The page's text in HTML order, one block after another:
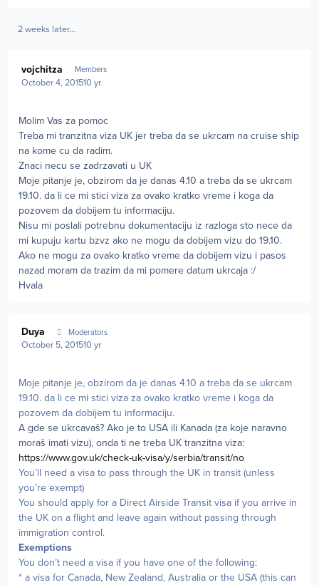
2 weeks later...
vojchitza Members
October 4, 201510 yr
Molim Vas za pomoc
Treba mi tranzitna viza UK jer treba da se ukrcam na cruise ship
na kome cu da radim.
Znaci necu se zadrzavati u UK
Moje pitanje je, obzirom da je danas 4.10 a treba da se ukrcam
19.10. da li ce mi stici viza za ovako kratko vreme i koga da
pozovem da dobijem tu informaciju.
Nisu mi poslali potrebnu dokumentaciju iz razloga sto nece da
mi kupuju kartu bzvz ako ne mogu da dobijem vizu do 19.10.
Ako ne mogu za ovako kratko vreme da dobijem vizu i pasos
nazad moram da trazim da mi pomere datum ukrcaja :/
Hvala
Duya Moderators
October 5, 201510 yr
Moje pitanje je, obzirom da je danas 4.10 a treba da se ukrcam
19.10. da li ce mi stici viza za ovako kratko vreme i koga da
pozovem da dobijem tu informaciju.
A gde se ukrcavaš? Ako je to USA ili Kanada (za koje naravno
moraš imati vizu), onda ti ne treba UK tranzitna viza:
https://www.gov.uk/check-uk-visa/y/serbia/transit/no
You’ll need a visa to pass through the UK in transit (unless
you’re exempt)
You should apply for a Direct Airside Transit visa if you arrive in
the UK on a flight and leave again without passing through
immigration control.
Exemptions
You don’t need a visa if you have one of the following:
* a visa for Canada, New Zealand, Australia or the USA (this can